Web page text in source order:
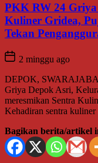
PKK RW 24 Griya
Kuliner Gridea,
Tekan
2 minggu ago
DEPOK,
Griya Depok Asri,
meresmikan Sentra
Kehadiran sentra
Bagikan berita/artikel